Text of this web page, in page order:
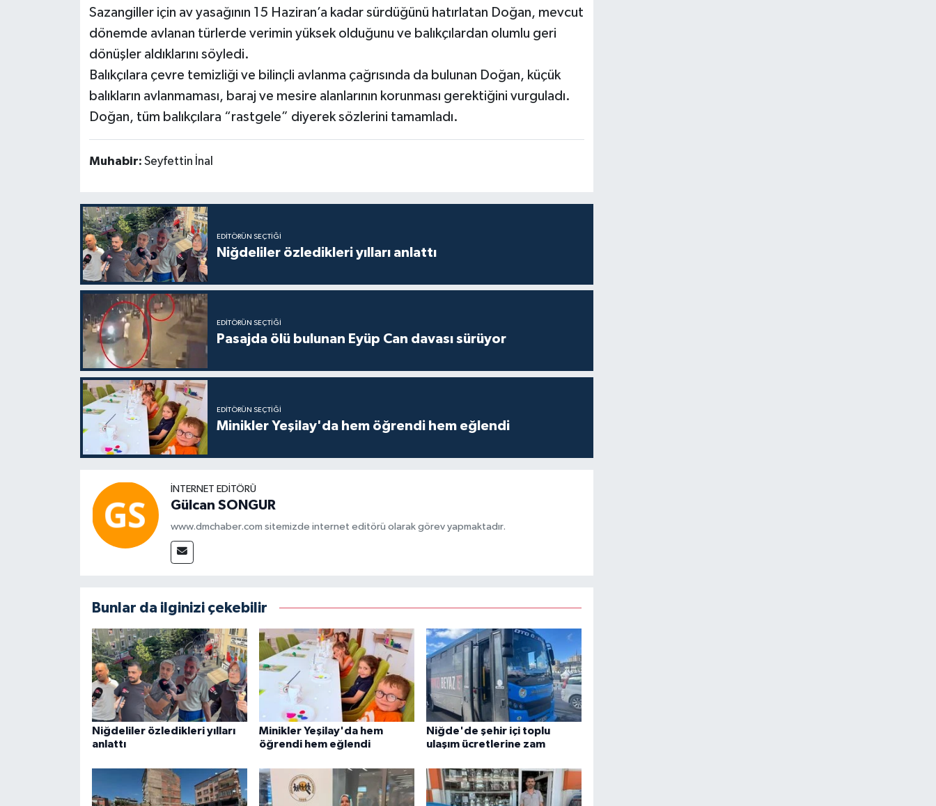
Sazangiller için av yasağının 15 Haziran’a kadar sürdüğünü hatırlatan Doğan, mevcut
dönemde avlanan türlerde verimin yüksek olduğunu ve balıkçılardan olumlu geri
dönüşler aldıklarını söyledi.
Balıkçılara çevre temizliği ve bilinçli avlanma çağrısında da bulunan Doğan, küçük
balıkların avlanmaması, baraj ve mesire alanlarının korunması gerektiğini vurguladı.
Doğan, tüm balıkçılara “rastgele” diyerek sözlerini tamamladı.
Muhabir: Seyfettin İnal
EDITÖRÜN SEÇTIĞI
Niğdeliler özledikleri yılları anlattı
EDITÖRÜN SEÇTIĞI
Pasajda ölü bulunan Eyüp Can davası sürüyor
EDITÖRÜN SEÇTIĞI
Minikler Yeşilay'da hem öğrendi hem eğlendi
İNTERNET EDITÖRÜ
Gülcan SONGUR
www.dmchaber.com sitemizde internet editörü olarak görev yapmaktadır.
Bunlar da ilginizi çekebilir
Niğdeliler özledikleri yılları
anlattı
Minikler Yeşilay'da hem
öğrendi hem eğlendi
Niğde'de şehir içi toplu
ulaşım ücretlerine zam